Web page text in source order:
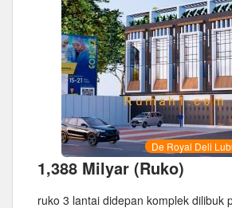
De Royal Deli
1,388 Milyar (Ruko)
ruko 3 lantai didepan komplek dilibuk